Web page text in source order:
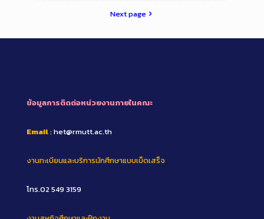
Next page
ข้อมูลการติดต่อหน่วยงานภายในคณะ
Email: het@rmutt.ac.th
งานทะเบียนและบริการนักศึกษาแบบเบ็ดเสร็จ
โทร.02 549 3159